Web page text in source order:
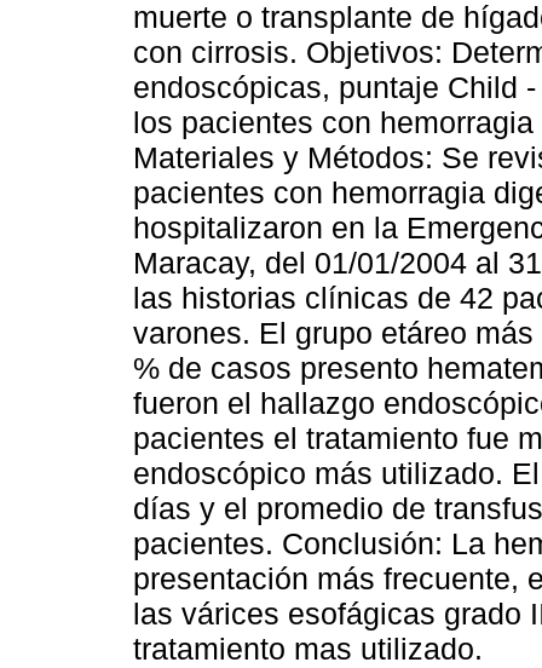
muerte o transplante de
con cirrosis. Objetivos:
endoscópicas, puntaje Child
los pacientes con
Materiales y Métodos: Se
pacientes con hemorragia
hospitalizaron en la
Maracay, del 01/01/2004 al
las historias clínicas de 42
varones. El grupo etáreo
% de casos presento
fueron el hallazgo
pacientes el tratamiento fue
endoscópico más utilizado.
días y el promedio de
pacientes. Conclusión: La
presentación más frecuente,
las várices esofágicas grado
tratamiento mas utilizado.